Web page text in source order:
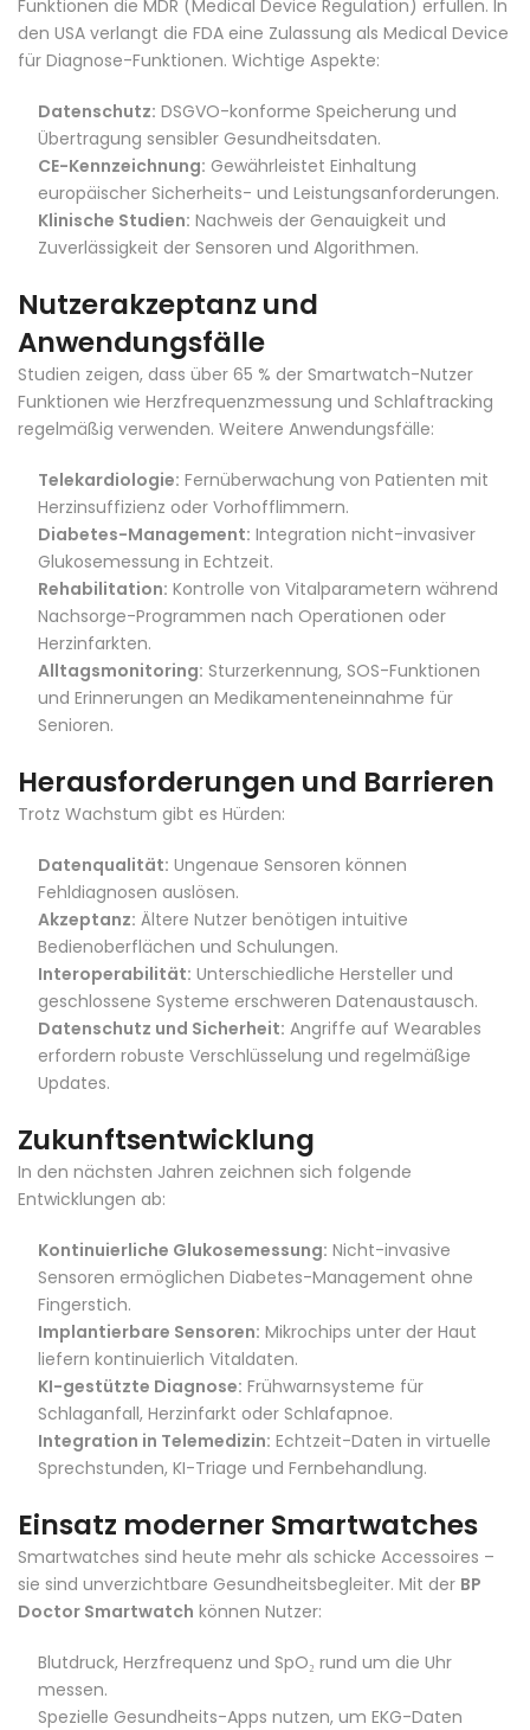
Funktionen die MDR (Medical Device Regulation) erfüllen. In
den USA verlangt die FDA eine Zulassung als Medical Device
für Diagnose-Funktionen. Wichtige Aspekte:
Datenschutz: DSGVO-konforme Speicherung und
Übertragung sensibler Gesundheitsdaten.
CE-Kennzeichnung: Gewährleistet Einhaltung
europäischer Sicherheits- und Leistungsanforderungen.
Klinische Studien: Nachweis der Genauigkeit und
Zuverlässigkeit der Sensoren und Algorithmen.
Nutzerakzeptanz und
Anwendungsfälle
Studien zeigen, dass über 65 % der Smartwatch-Nutzer
Funktionen wie Herzfrequenzmessung und Schlaftracking
regelmäßig verwenden. Weitere Anwendungsfälle:
Telekardiologie: Fernüberwachung von Patienten mit
Herzinsuffizienz oder Vorhofflimmern.
Diabetes-Management: Integration nicht-invasiver
Glukosemessung in Echtzeit.
Rehabilitation: Kontrolle von Vitalparametern während
Nachsorge-Programmen nach Operationen oder
Herzinfarkten.
Alltagsmonitoring: Sturzerkennung, SOS-Funktionen
und Erinnerungen an Medikamenteneinnahme für
Senioren.
Herausforderungen und Barrieren
Trotz Wachstum gibt es Hürden:
Datenqualität: Ungenaue Sensoren können
Fehldiagnosen auslösen.
Akzeptanz: Ältere Nutzer benötigen intuitive
Bedienoberflächen und Schulungen.
Interoperabilität: Unterschiedliche Hersteller und
geschlossene Systeme erschweren Datenaustausch.
Datenschutz und Sicherheit: Angriffe auf Wearables
erfordern robuste Verschlüsselung und regelmäßige
Updates.
Zukunftsentwicklung
In den nächsten Jahren zeichnen sich folgende
Entwicklungen ab:
Kontinuierliche Glukosemessung: Nicht-invasive
Sensoren ermöglichen Diabetes-Management ohne
Fingerstich.
Implantierbare Sensoren: Mikrochips unter der Haut
liefern kontinuierlich Vitaldaten.
KI-gestützte Diagnose: Frühwarnsysteme für
Schlaganfall, Herzinfarkt oder Schlafapnoe.
Integration in Telemedizin: Echtzeit-Daten in virtuelle
Sprechstunden, KI-Triage und Fernbehandlung.
Einsatz moderner Smartwatches
Smartwatches sind heute mehr als schicke Accessoires –
sie sind unverzichtbare Gesundheitsbegleiter. Mit der BP
Doctor Smartwatch können Nutzer:
Blutdruck, Herzfrequenz und SpO₂ rund um die Uhr
messen.
Spezielle Gesundheits-Apps nutzen, um EKG-Daten